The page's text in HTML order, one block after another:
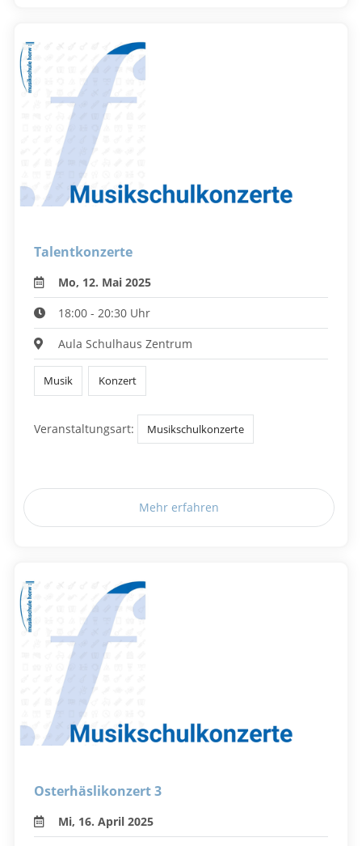
Talentkonzerte
Mo, 12. Mai 2025
18:00 - 20:30 Uhr
Aula Schulhaus Zentrum
Musik Konzert
Veranstaltungsart: Musikschulkonzerte
Mehr erfahren
Osterhäslikonzert 3
Mi, 16. April 2025